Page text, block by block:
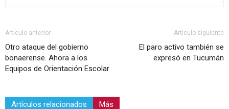
Artículo anterior
Otro ataque del gobierno
bonaerense. Ahora a los
Equipos de Orientación Escolar
Artículo siguiente
El paro activo también se
expresó en Tucumán
Artículos relacionados Más